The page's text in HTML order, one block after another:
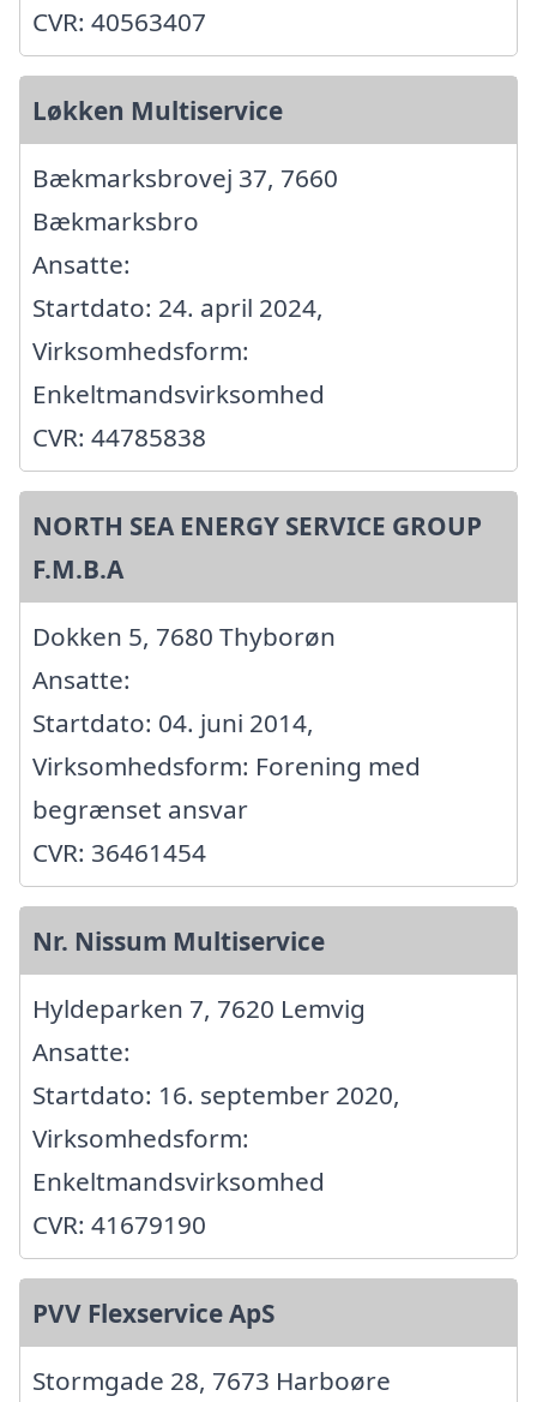
CVR: 40563407
Løkken Multiservice
Bækmarksbrovej 37, 7660
Bækmarksbro
Ansatte:
Startdato: 24. april 2024,
Virksomhedsform:
Enkeltmandsvirksomhed
CVR: 44785838
NORTH SEA ENERGY SERVICE GROUP
F.M.B.A
Dokken 5, 7680 Thyborøn
Ansatte:
Startdato: 04. juni 2014,
Virksomhedsform: Forening med
begrænset ansvar
CVR: 36461454
Nr. Nissum Multiservice
Hyldeparken 7, 7620 Lemvig
Ansatte:
Startdato: 16. september 2020,
Virksomhedsform:
Enkeltmandsvirksomhed
CVR: 41679190
PVV Flexservice ApS
Stormgade 28, 7673 Harboøre